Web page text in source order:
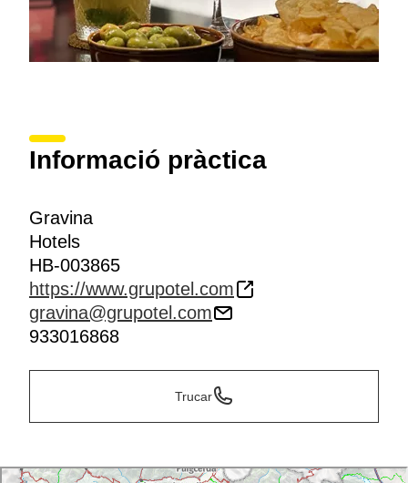
Informació pràctica
Gravina
Hotels
HB-003865
https://www.grupotel.com
gravina@grupotel.com
933016868
Trucar